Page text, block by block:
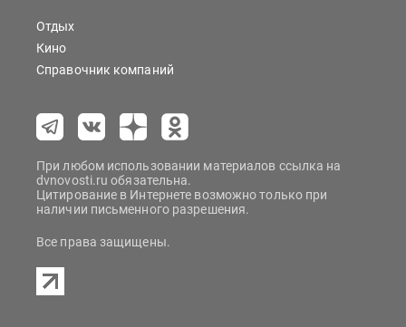
Отдых
Кино
Справочник компаний
При любом использовании материалов ссылка на
dvnovosti.ru обязательна.
Цитирование в Интернете возможно только при
наличии письменного разрешения.
Все права защищены.